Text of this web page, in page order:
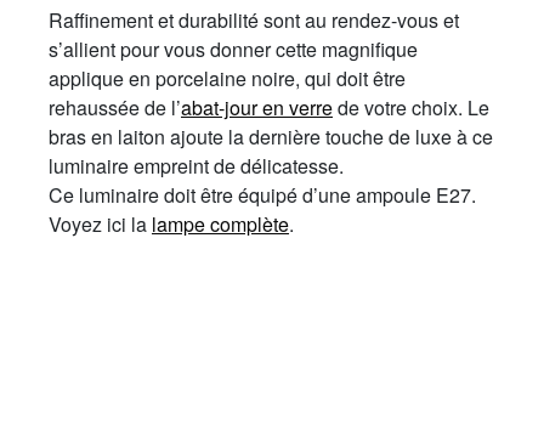
Raffinement et durabilité sont au rendez-vous et
s’allient pour vous donner cette magnifique
applique en porcelaine noire, qui doit être
rehaussée de l’abat-jour en verrede votre choix. Le
bras en laiton ajoute la dernière touche de luxe à ce
luminaire empreint de délicatesse.
Ce luminaire doit être équipé d’une ampoule E27.
Voyez ici la lampe complète.